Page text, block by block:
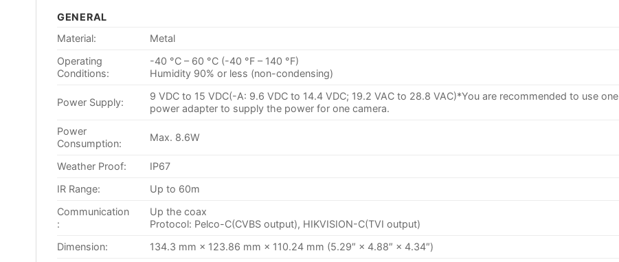
GENERAL
Material:
Metal
Operating
Conditions:
-40 °C – 60 °C (-40 °F – 140 °F)
Humidity 90% or less (non-condensing)
Power Supply:
9 VDC to 15 VDC(-A: 9.6 VDC to 14.4 VDC; 19.2 VAC to 28.8 VAC)*You are recommended to use one
power adapter to supply the power for one camera.
Power
Consumption:
Max. 8.6W
Weather Proof:
IP67
IR Range:
Up to 60m
Communication
:
Up the coax
Protocol: Pelco-C(CVBS output), HIKVISION-C(TVI output)
Dimension:
134.3 mm × 123.86 mm × 110.24 mm (5.29″ × 4.88″ × 4.34″)